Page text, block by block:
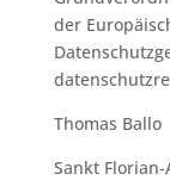
der
Thomas Ballo
Sankt